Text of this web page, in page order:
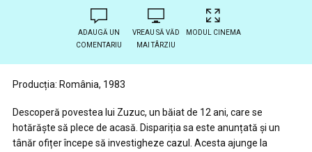
ADAUGĂ UN
COMENTARIU
VREAU SĂ VĂD
MAI TÂRZIU
MODUL CINEMA
Producția: România, 1983
Descoperă povestea lui Zuzuc, un băiat de 12 ani, care se
hotărăște să plece de acasă. Dispariția sa este anunțată și un
tânăr ofițer începe să investigheze cazul. Acesta ajunge la